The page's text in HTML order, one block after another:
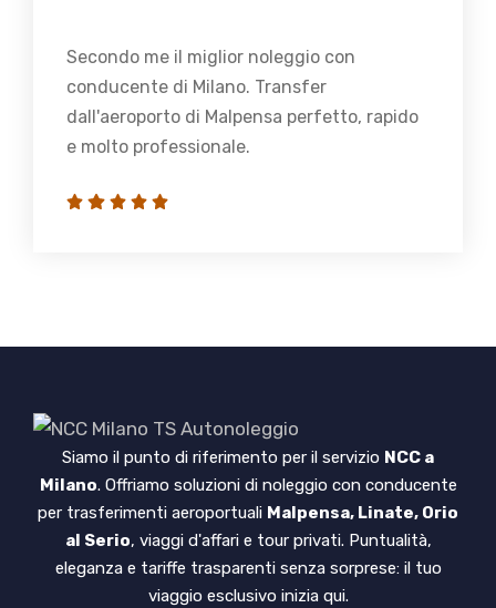
Secondo me il miglior noleggio con
conducente di Milano. Transfer
dall'aeroporto di Malpensa perfetto, rapido
e molto professionale.
Siamo il punto di riferimento per il servizio NCC a
Milano. Offriamo soluzioni di noleggio con conducente
per trasferimenti aeroportuali Malpensa, Linate, Orio
al Serio, viaggi d'affari e tour privati. Puntualità,
eleganza e tariffe trasparenti senza sorprese: il tuo
viaggio esclusivo inizia qui.